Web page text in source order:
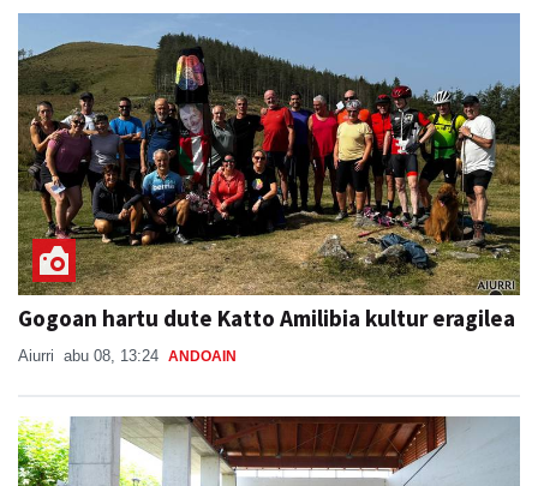
Gogoan hartu dute Katto Amilibia kultur eragilea
Aiurri abu 08, 13:24 ANDOAIN